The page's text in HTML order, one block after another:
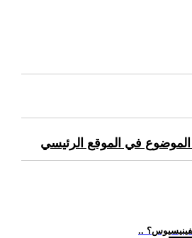
الموضوع في الموقع الرئيسي